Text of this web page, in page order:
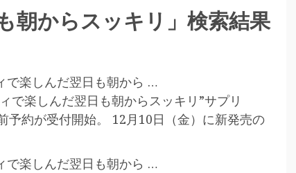
朝からスッキリ」検索結果
で楽しんだ翌日も朝から …
で楽しんだ翌日も朝からスッキリ”サプリ
予約が受付開始。 12月10日（金）に新発売の
で楽しんだ翌日も朝から …